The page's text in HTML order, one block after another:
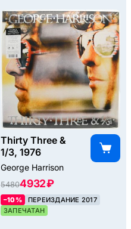
Thirty Three &
1/3, 1976
George Harrison
54804932 ₽
–10%
ПЕРЕИЗДАНИЕ 2017
ЗАПЕЧАТАН